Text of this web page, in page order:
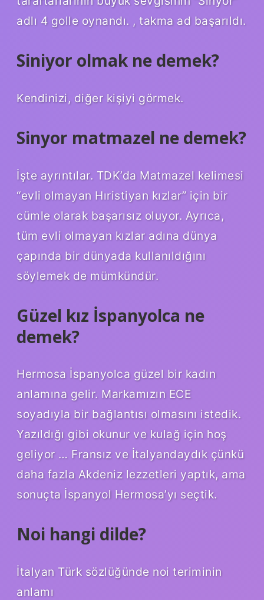
adlı 4 golle oynandı. , takma ad başarıldı.
Siniyor olmak ne demek?
Kendinizi, diğer kişiyi görmek.
Sinyor matmazel ne demek?
İşte ayrıntılar. TDK’da Matmazel kelimesi
“evli olmayan Hıristiyan kızlar” için bir
cümle olarak başarısız oluyor. Ayrıca,
tüm evli olmayan kızlar adına dünya
çapında bir dünyada kullanıldığını
söylemek de mümkündür.
Güzel kız İspanyolca ne
demek?
Hermosa İspanyolca güzel bir kadın
anlamına gelir. Markamızın ECE
soyadıyla bir bağlantısı olmasını istedik.
Yazıldığı gibi okunur ve kulağ için hoş
geliyor … Fransız ve İtalyandaydık çünkü
daha fazla Akdeniz lezzetleri yaptık, ama
sonuçta İspanyol Hermosa’yı seçtik.
Noi hangi dilde?
İtalyan Türk sözlüğünde noi teriminin
anlamı